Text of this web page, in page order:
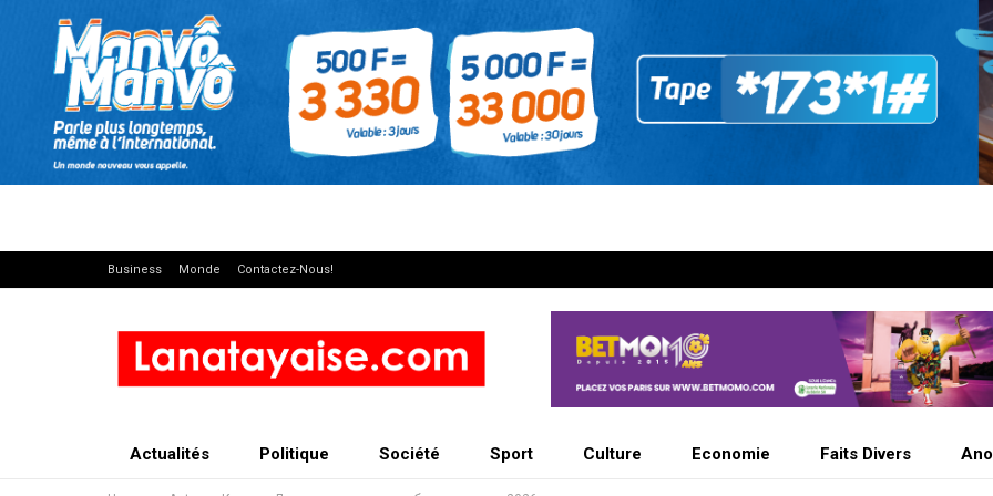
Business Monde Contactez-Nous!
Actualités Politique Société Sport Culture Economie Faits Divers